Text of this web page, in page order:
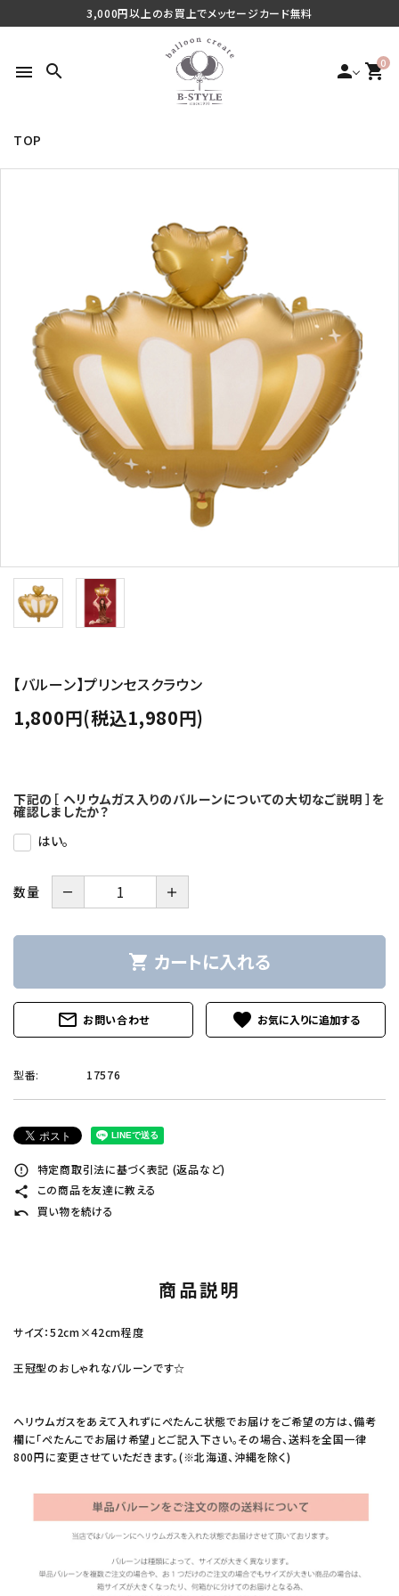
3,000円以上のお買上でメッセージカード無料
menu search person 0
shopping_cart
商品タイプから探す
価格から探す
コンテンツ
meeting_room ログイン
TOP
【バルーン】プリンセスクラウン
1,800円(税込1,980円)
下記の［ ヘリウムガス入りのバルーンについての大切なご説明 ］を
確認しましたか？
はい。
数量 － ＋
shopping_cart カートに入れる
mail_outline お問い合わせ favorite
型番: 17576
error_outline 特定商取引法に基づく表記 (返品など)
share この商品を友達に教える
undo 買い物を続ける
商品説明
サイズ：52cm×42cm程度
王冠型のおしゃれなバルーンです☆
ヘリウムガスをあえて入れずにぺたんこ状態でお届けをご希望の方は、備考
欄に「ぺたんこでお届け希望」とご記入下さい。その場合、送料を全国一律
800円に変更させていただきます。(※北海道、沖縄を除く)